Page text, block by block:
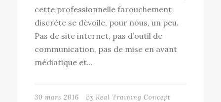
cette professionnelle farouchement
discrète se dévoile, pour nous, un peu.
Pas de site internet, pas d’outil de
communication, pas de mise en avant
médiatique et...
30 mars 2016 By Real Training Concept